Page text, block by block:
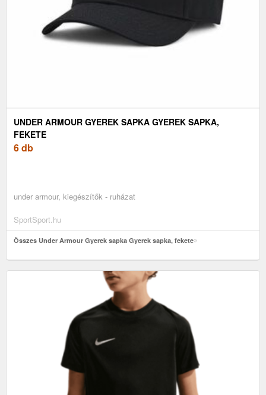
UNDER ARMOUR GYEREK SAPKA GYEREK SAPKA,
FEKETE
6 db
under armour, kiegészítők - ruházat
SportSport.hu
Összes Under Armour Gyerek sapka Gyerek sapka, fekete